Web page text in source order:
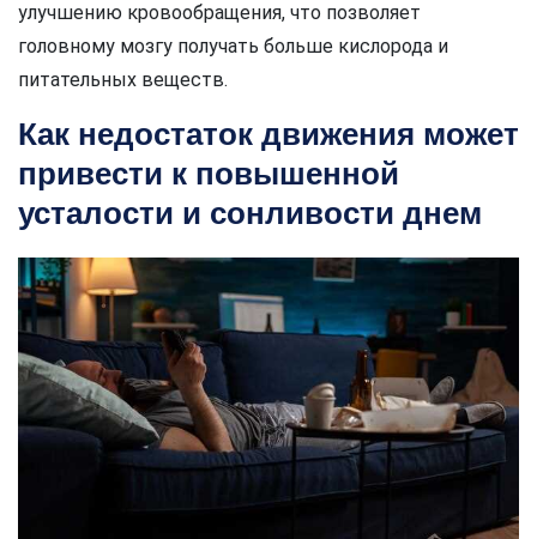
улучшению кровообращения, что позволяет
головному мозгу получать больше кислорода и
питательных веществ.
Как недостаток движения может
привести к повышенной
усталости и сонливости днем